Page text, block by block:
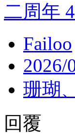
二周年
Failoo
2026/
珊瑚
回覆